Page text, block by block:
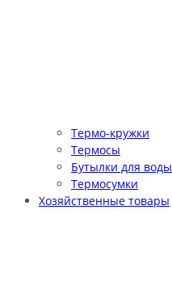
Термо-кружки
Термосы
Бутылки для воды
Термосумки
Хозяйственные товары